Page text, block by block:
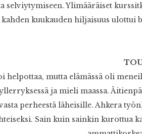
selviytymiseen. Ylimääräiset
kahden kuukauden hiljaisuus
helpottaa, mutta elämässä oli
ja mieli maassa.
perheestä läheisille. Ahkera
Sain kuin sainkin kurottua